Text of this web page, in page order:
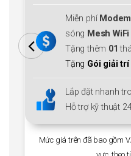
Miễn phí
sóng Mesh WiFi
Tặng thêm 01
Tặng Gói giải trí
Lắp đặt nhanh
Hỗ trợ kỹ thuật
Mức giá trên đã bao gồm